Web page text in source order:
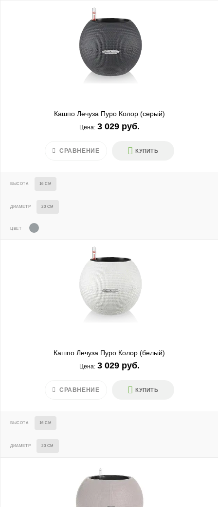
Кашпо Лечуза Пуро Колор (серый)
Цена: 3 029 руб.
КУПИТЬ
СРАВНЕНИЕ
ВЫСОТА 16 СМ
ДИАМЕТР 20 СМ
ЦВЕТ
Кашпо Лечуза Пуро Колор (белый)
Цена: 3 029 руб.
КУПИТЬ
СРАВНЕНИЕ
ВЫСОТА 16 СМ
ДИАМЕТР 20 СМ